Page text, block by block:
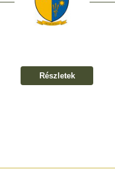
Részletek